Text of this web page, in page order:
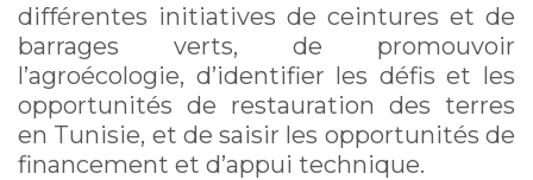
différentes initiatives de ceintures et de
barrages verts, de promouvoir
l’agroécologie, d’identifier les défis et les
opportunités de restauration des terres
en Tunisie, et de saisir les opportunités de
financement et d’appui technique.